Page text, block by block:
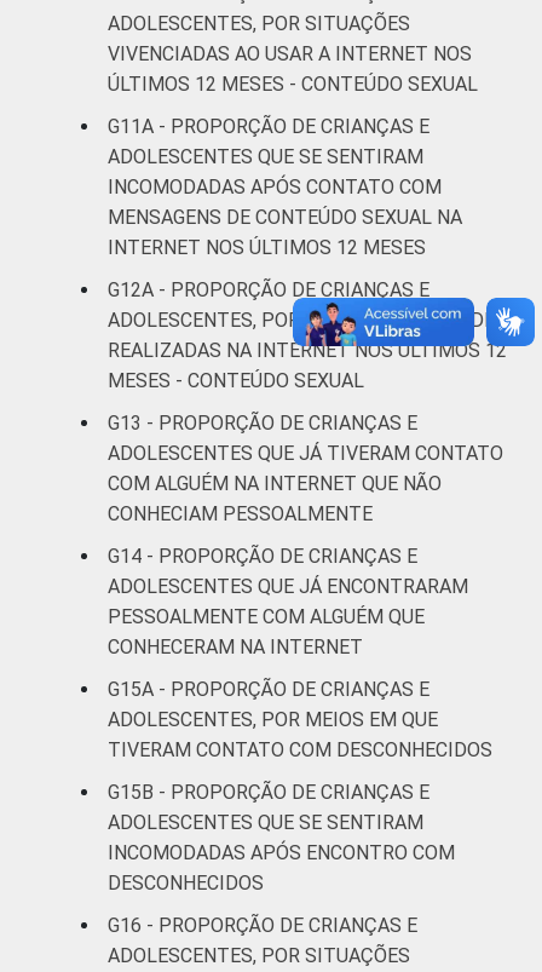
SM
CLASSE
AB 7
C 6
DE 4
CLASSE
SOCIAL 2015
AB 9
C 6
DE
1Base: 19.510.697 usuários de Internet de 11
a 17 anos. Respostas múltiplas e
estimuladas. Dados coletados entre
novembro de 2015 e junho de 2016. Dados
coletados por meio de questionários de
autopreenchimento.
Publicação dos dados em: 10/10/2016.
Correção dos dados em: 28/10/2016. Mais
https://cetic.br/noticia/cetic-br-informa-
correcao-dos-resultados-da-pesquisa-tic-
kids-online-brasil-2015/
ADOLESCENTES, POR SITUAÇÕES
VIVENCIADAS AO USAR A INTERNET NOS
ÚLTIMOS 12 MESES - CONTEÚDO SEXUAL
G11A - PROPORÇÃO DE CRIANÇAS E
ADOLESCENTES QUE SE SENTIRAM
INCOMODADAS APÓS CONTATO COM
MENSAGENS DE CONTEÚDO SEXUAL NA
INTERNET NOS ÚLTIMOS 12 MESES
G12A - PROPORÇÃO DE CRIANÇAS E
ADOLESCENTES, POR TIPOS DE ATIVIDADES
REALIZADAS NA INTERNET NOS ÚLTIMOS 12
MESES - CONTEÚDO SEXUAL
G13 - PROPORÇÃO DE CRIANÇAS E
ADOLESCENTES QUE JÁ TIVERAM CONTATO
COM ALGUÉM NA INTERNET QUE NÃO
CONHECIAM PESSOALMENTE
G14 - PROPORÇÃO DE CRIANÇAS E
ADOLESCENTES QUE JÁ ENCONTRARAM
PESSOALMENTE COM ALGUÉM QUE
CONHECERAM NA INTERNET
G15A - PROPORÇÃO DE CRIANÇAS E
ADOLESCENTES, POR MEIOS EM QUE
TIVERAM CONTATO COM DESCONHECIDOS
G15B - PROPORÇÃO DE CRIANÇAS E
ADOLESCENTES QUE SE SENTIRAM
INCOMODADAS APÓS ENCONTRO COM
DESCONHECIDOS
G16 - PROPORÇÃO DE CRIANÇAS E
ADOLESCENTES, POR SITUAÇÕES